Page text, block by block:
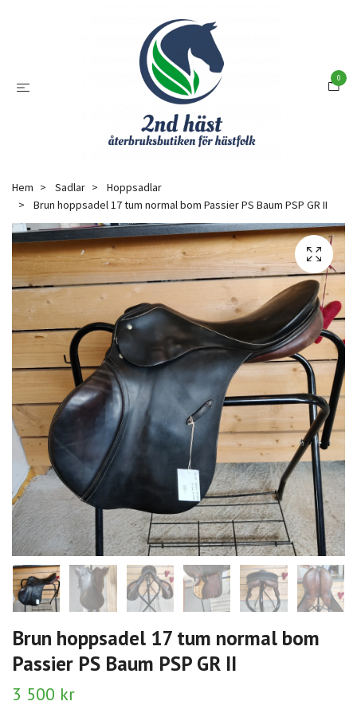
0
Hem Sadlar
Hoppsadlar
Brun hoppsadel 17 tum normal bom Passier PS Baum PSP GR II
Brun hoppsadel 17 tum normal bom
Passier PS Baum PSP GR II
3 500 kr